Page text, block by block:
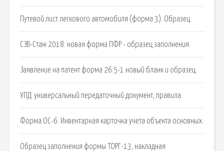
Путевой лист легкового автомобиля (форма 3). Образец.
СЗВ-Стаж 2018: новая форма ПФР - образец заполнения.
Заявление на патент форма 26.5-1 новый бланк и образец.
УПД: универсальный передаточный документ, правила.
Форма ОС-6. Инвентарная карточка учета объекта основных.
Образец заполнения формы ТОРГ-13, накладная